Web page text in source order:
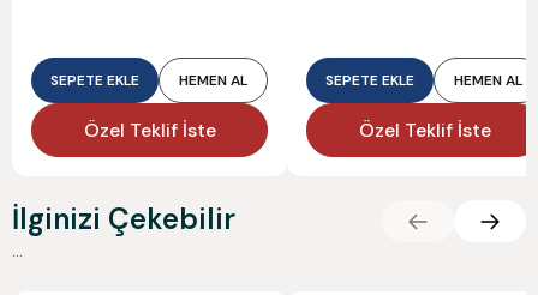
SEPETE EKLE HEMEN AL
Özel Teklif İste
SEPETE EKLE HEMEN AL
Özel Teklif İste
İlginizi Çekebilir
...